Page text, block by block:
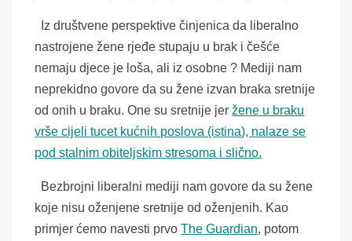
Iz društvene perspektive činjenica da liberalno
nastrojene žene rjeđe stupaju u brak i češće
nemaju djece je loša, ali iz osobne ? Mediji nam
neprekidno govore da su žene izvan braka sretnije
od onih u braku. One su sretnije jeržene u braku
vrše cijeli tucet kućnih poslova (istina), nalaze se
pod stalnim obiteljskim stresoma i slično.
Bezbrojni liberalni mediji nam govore da su žene
koje nisu oženjene sretnije od oženjenih. Kao
primjer ćemo navesti prvoThe Guardian, potom